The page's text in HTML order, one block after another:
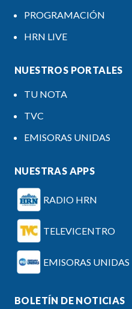
PROGRAMACIÓN
HRN LIVE
NUESTROS PORTALES
TU NOTA
TVC
EMISORAS UNIDAS
NUESTRAS APPS
RADIO HRN
TELEVICENTRO
EMISORAS UNIDAS
BOLETÍN DE NOTICIAS